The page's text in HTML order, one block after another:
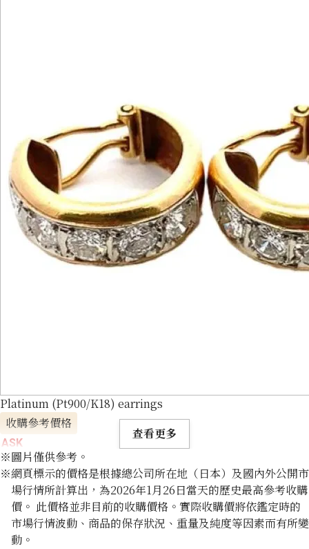
Platinum (Pt900/K18) earrings
收購參考價格
ASK
查看更多
※圖片僅供參考。
※網頁標示的價格是根據總公司所在地（日本）及國內外公開市
場行情所計算出，為2026年1月26日當天的歷史最高參考收購
價。 此價格並非目前的收購價格。實際收購價將依鑑定時的
市場行情波動、商品的保存狀況、重量及純度等因素而有所變
動。